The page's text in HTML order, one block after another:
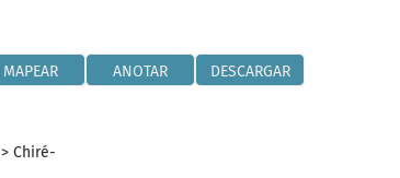
MAPEAR ANOTAR DESCARGAR
> Chiré-